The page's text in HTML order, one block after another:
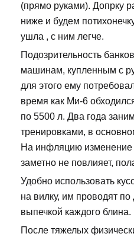
(прямо руками). Допрку
ниже и будем
ушла , с ним легче.
Подозрительность
машинам, купленным с
для этого ему
время как Ми-6
по 5500 л. Два года
тренировками, в
На инфляцию изменение
заметно не повлияет,
Удобно использовать
на вилку, им проводят
выпечкой каждого блина.
После тяжелых